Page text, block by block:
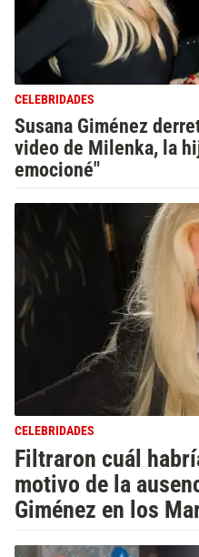
CELEBRIDADES
Susana Giménez
video de Milenka, la
emocioné"
CELEBRIDADES
Filtraron cuál
motivo de la
Giménez en los